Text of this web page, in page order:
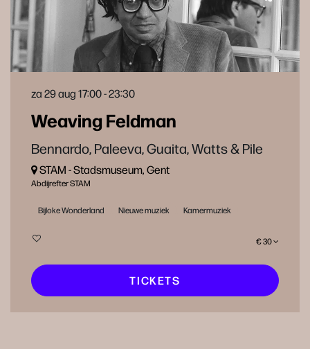
Weaving Feldman
Bennardo, Paleeva, Guaita, Watts & Pile
za 29 aug17:00 - 23:30
STAM - Stads­mu­se­um, Gent
Abdijrefter STAM
Bijloke Wonderland Nieuwe muziek Kamermuziek
€ 30
TICKETS